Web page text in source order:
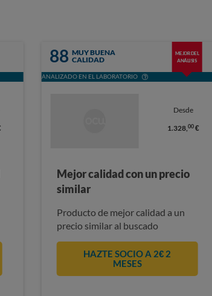
88 MUY BUENA
CALIDAD
MEJOR DEL
ANÁLISIS
ANALIZADO EN EL LABORATORIO
Desde
1.328,00€
Mejor calidad con un precio
similar
Producto de mejor calidad a un
precio similar al buscado
HAZTE SOCIO A 2€ 2
MESES